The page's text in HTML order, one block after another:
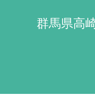
群馬県高